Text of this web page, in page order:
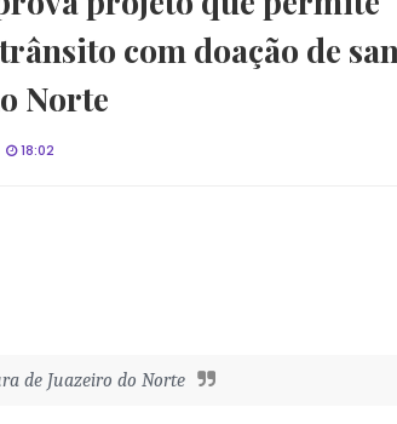
com doação de
Norte
18:02
de Juazeiro do Norte